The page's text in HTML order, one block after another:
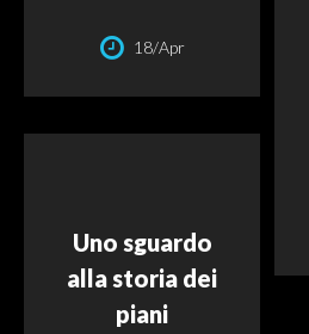
18/Apr
Uno sguardo
alla storia dei
piani